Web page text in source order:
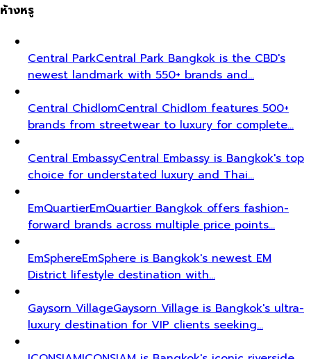
ห้างหรู
Central ParkCentral Park Bangkok is the CBD's
newest landmark with 550+ brands and…
Central ChidlomCentral Chidlom features 500+
brands from streetwear to luxury for complete…
Central EmbassyCentral Embassy is Bangkok's top
choice for understated luxury and Thai…
EmQuartierEmQuartier Bangkok offers fashion-
forward brands across multiple price points…
EmSphereEmSphere is Bangkok's newest EM
District lifestyle destination with…
Gaysorn VillageGaysorn Village is Bangkok's ultra-
luxury destination for VIP clients seeking…